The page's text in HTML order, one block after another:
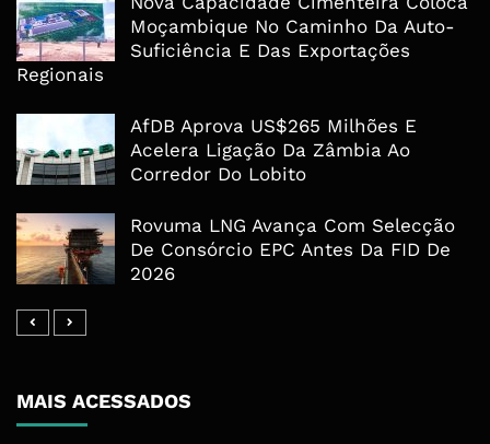
Maputo Vai Acolher Cimeira Africana De
Traveltech E Coloca Digitalização No Centro Da
8 de Agosto, 2026
Moçambique No Caminho Da Auto-
Suficiência E Das Exportações
Regionais
AfDB Aprova US$265 Milhões E
Acelera Ligação Da Zâmbia Ao
Corredor Do Lobito
Rovuma LNG Avança Com Selecção
De Consórcio EPC Antes Da FID De
2026
MAIS ACESSADOS